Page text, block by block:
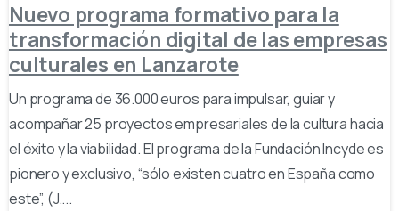
Nuevo programa formativo para la
transformación digital de las empresas
culturales en Lanzarote
Un programa de 36.000 euros para impulsar, guiar y
acompañar 25 proyectos empresariales de la cultura hacia
el éxito y la viabilidad. El programa de la Fundación Incyde es
pionero y exclusivo, “sólo existen cuatro en España como
este”, (J....